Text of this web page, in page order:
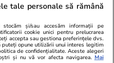
tale personale să rămână
stocăm și/sau accesăm informații pe
cookie unici pentru prelucrarea
accepta sau gestiona preferințele dvs.
opune utilizării unui interes legitim
de confidențialitate. Aceste alegeri
și nu vă vor afecta navigarea. Mai